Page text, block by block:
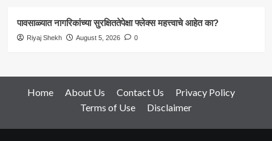
पावसाळ्यात नागरिकांच्या सुरक्षिततेपेक्षा फ्लेक्स महत्त्वाचे आहेत का?
Riyaj Shekh August 5, 2026 0
Home About Us Contact Us
Privacy Policy
Terms of Use
Disclaimer